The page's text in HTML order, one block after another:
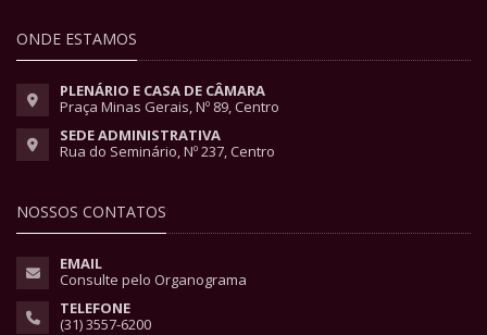
ONDE ESTAMOS
PLENÁRIO E CASA DE CÂMARA
Praça Minas Gerais, Nº 89, Centro
SEDE ADMINISTRATIVA
Rua do Seminário, Nº 237, Centro
NOSSOS CONTATOS
EMAIL
Consulte pelo Organograma
TELEFONE
(31) 3557-6200